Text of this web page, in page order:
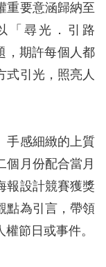
重要意涵歸納至
「尋光．引路
，期許每個人都
式引光，照亮人
手感細緻的上質
個月份配合當月
報設計競賽獲獎
點為引言，帶領
節日或事件。